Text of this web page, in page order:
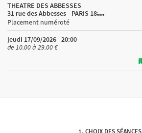
THEATRE DES ABBESSES
31 rue des Abbesses - PARIS 18ème
Placement numéroté
jeudi 17/09/2026 20:00
de 10.00 à 29.00 €
CHOIX DES SÉANCES